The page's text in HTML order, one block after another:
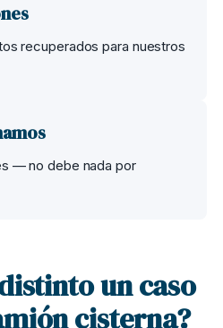
recuperados para nuestros
— no debe nada por
un caso
cisterna?